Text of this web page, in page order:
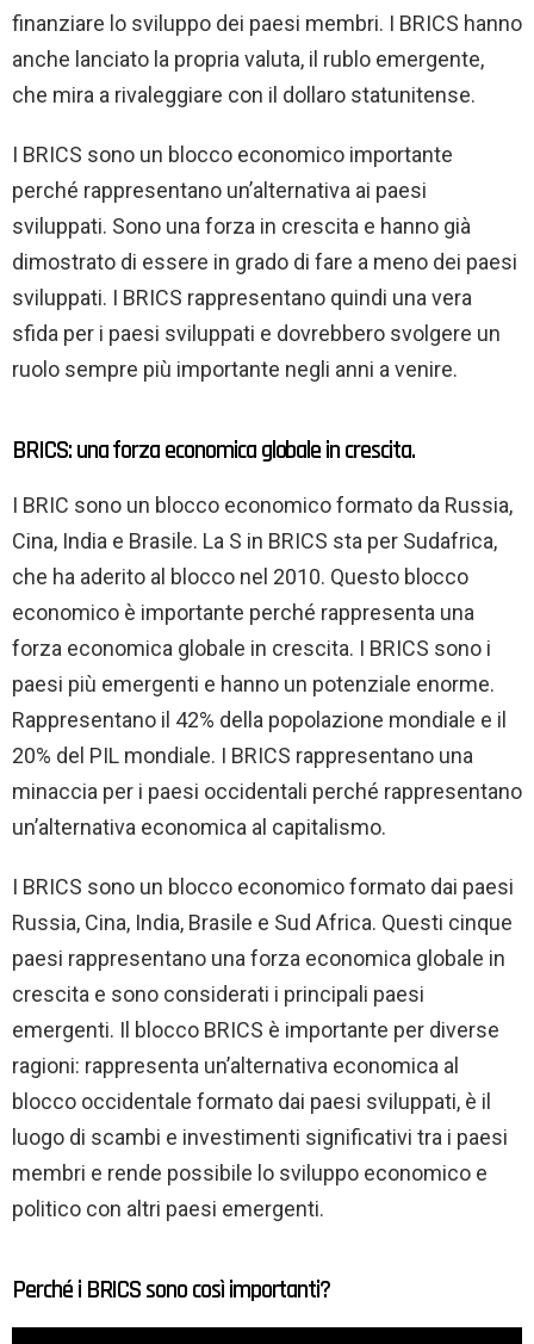
finanziare lo sviluppo dei paesi membri. I BRICS hanno
anche lanciato la propria valuta, il rublo emergente,
che mira a rivaleggiare con il dollaro statunitense.
I BRICS sono un blocco economico importante
perché rappresentano un’alternativa ai paesi
sviluppati. Sono una forza in crescita e hanno già
dimostrato di essere in grado di fare a meno dei paesi
sviluppati. I BRICS rappresentano quindi una vera
sfida per i paesi sviluppati e dovrebbero svolgere un
ruolo sempre più importante negli anni a venire.
BRICS: una forza economica globale in crescita.
I BRIC sono un blocco economico formato da Russia,
Cina, India e Brasile. La S in BRICS sta per Sudafrica,
che ha aderito al blocco nel 2010. Questo blocco
economico è importante perché rappresenta una
forza economica globale in crescita. I BRICS sono i
paesi più emergenti e hanno un potenziale enorme.
Rappresentano il 42% della popolazione mondiale e il
20% del PIL mondiale. I BRICS rappresentano una
minaccia per i paesi occidentali perché rappresentano
un’alternativa economica al capitalismo.
I BRICS sono un blocco economico formato dai paesi
Russia, Cina, India, Brasile e Sud Africa. Questi cinque
paesi rappresentano una forza economica globale in
crescita e sono considerati i principali paesi
emergenti. Il blocco BRICS è importante per diverse
ragioni: rappresenta un’alternativa economica al
blocco occidentale formato dai paesi sviluppati, è il
luogo di scambi e investimenti significativi tra i paesi
membri e rende possibile lo sviluppo economico e
politico con altri paesi emergenti.
Perché i BRICS sono così importanti?